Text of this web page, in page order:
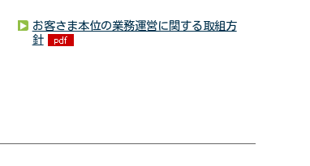
お客さま本位の業務運営に関する取組方
針